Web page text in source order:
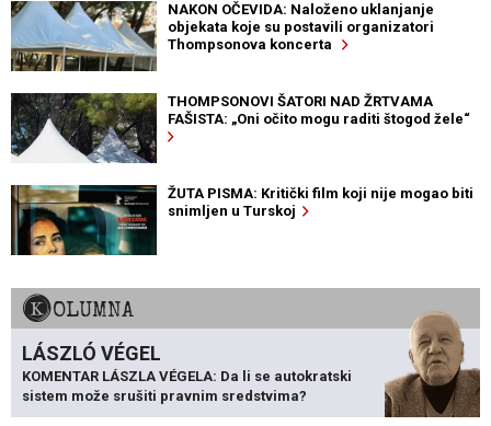
NAKON OČEVIDA: Naloženo uklanjanje
objekata koje su postavili organizatori
Thompsonova koncerta
THOMPSONOVI ŠATORI NAD ŽRTVAMA
FAŠISTA: „Oni očito mogu raditi štogod žele“
ŽUTA PISMA: Kritički film koji nije mogao biti
snimljen u Turskoj
KOLUMNA
LÁSZLÓ VÉGEL
KOMENTAR LÁSZLA VÉGELA: Da li se autokratski
sistem može srušiti pravnim sredstvima?